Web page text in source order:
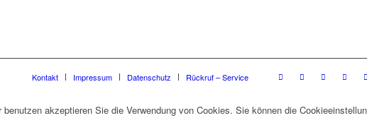
Kontakt Impressum Datenschutz Rückruf – Service
akzeptieren Sie die Verwendung von Cookies. Sie können die